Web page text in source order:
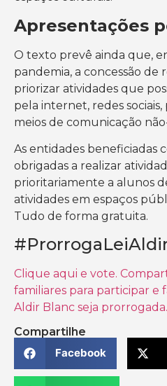
Apresentações
O texto prevê ainda que,
pandemia, a concessão de
priorizar atividades que
pela internet, redes
meios de comunicação
As entidades beneficiadas
obrigadas a realizar
prioritariamente a alunos
atividades em espaços
Tudo de forma gratuita.
Clique aqui e vote.
familiares para participar e
Aldir Blanc seja prorrogada.
Compartilhe
Facebook